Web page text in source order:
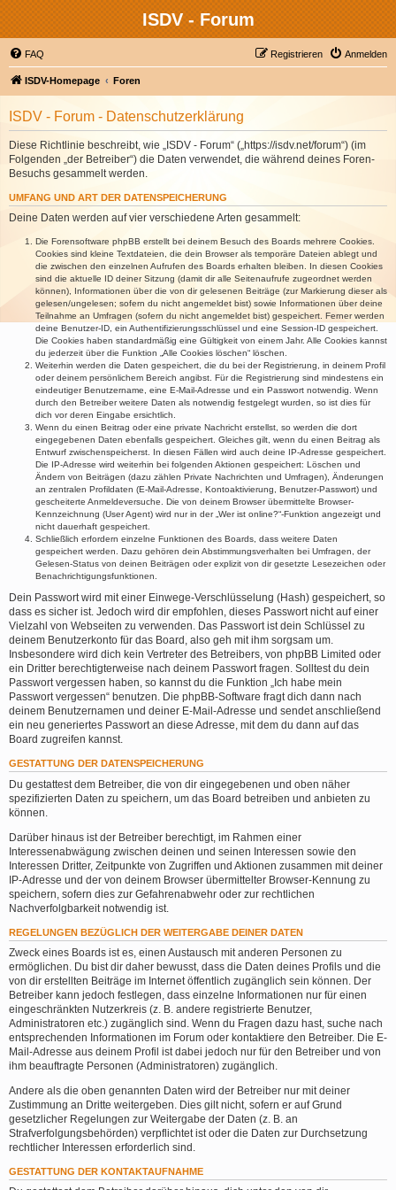
ISDV - Forum
FAQ Anmelden
Registrieren
ISDV-Homepage Foren
ISDV - Forum - Datenschutzerklärung
Diese Richtlinie beschreibt, wie „ISDV - Forum“ („https://isdv.net/forum“) (im
Folgenden „der Betreiber“) die Daten verwendet, die während deines Foren-
Besuchs gesammelt werden.
UMFANG UND ART DER DATENSPEICHERUNG
Deine Daten werden auf vier verschiedene Arten gesammelt:
Die Forensoftware phpBB erstellt bei deinem Besuch des Boards mehrere Cookies.
Cookies sind kleine Textdateien, die dein Browser als temporäre Dateien ablegt und
die zwischen den einzelnen Aufrufen des Boards erhalten bleiben. In diesen Cookies
sind die aktuelle ID deiner Sitzung (damit dir alle Seitenaufrufe zugeordnet werden
können), Informationen über die von dir gelesenen Beiträge (zur Markierung dieser als
gelesen/ungelesen; sofern du nicht angemeldet bist) sowie Informationen über deine
Teilnahme an Umfragen (sofern du nicht angemeldet bist) gespeichert. Ferner werden
deine Benutzer-ID, ein Authentifizierungsschlüssel und eine Session-ID gespeichert.
Die Cookies haben standardmäßig eine Gültigkeit von einem Jahr. Alle Cookies kannst
du jederzeit über die Funktion „Alle Cookies löschen“ löschen.
Weiterhin werden die Daten gespeichert, die du bei der Registrierung, in deinem Profil
oder deinem persönlichem Bereich angibst. Für die Registrierung sind mindestens ein
eindeutiger Benutzername, eine E-Mail-Adresse und ein Passwort notwendig. Wenn
durch den Betreiber weitere Daten als notwendig festgelegt wurden, so ist dies für
dich vor deren Eingabe ersichtlich.
Wenn du einen Beitrag oder eine private Nachricht erstellst, so werden die dort
eingegebenen Daten ebenfalls gespeichert. Gleiches gilt, wenn du einen Beitrag als
Entwurf zwischenspeicherst. In diesen Fällen wird auch deine IP-Adresse gespeichert.
Die IP-Adresse wird weiterhin bei folgenden Aktionen gespeichert: Löschen und
Ändern von Beiträgen (dazu zählen Private Nachrichten und Umfragen), Änderungen
an zentralen Profildaten (E-Mail-Adresse, Kontoaktivierung, Benutzer-Passwort) und
gescheiterte Anmeldeversuche. Die von deinem Browser übermittelte Browser-
Kennzeichnung (User Agent) wird nur in der „Wer ist online?“-Funktion angezeigt und
nicht dauerhaft gespeichert.
Schließlich erfordern einzelne Funktionen des Boards, dass weitere Daten
gespeichert werden. Dazu gehören dein Abstimmungsverhalten bei Umfragen, der
Gelesen-Status von deinen Beiträgen oder explizit von dir gesetzte Lesezeichen oder
Benachrichtigungsfunktionen.
Dein Passwort wird mit einer Einwege-Verschlüsselung (Hash) gespeichert, so
dass es sicher ist. Jedoch wird dir empfohlen, dieses Passwort nicht auf einer
Vielzahl von Webseiten zu verwenden. Das Passwort ist dein Schlüssel zu
deinem Benutzerkonto für das Board, also geh mit ihm sorgsam um.
Insbesondere wird dich kein Vertreter des Betreibers, von phpBB Limited oder
ein Dritter berechtigterweise nach deinem Passwort fragen. Solltest du dein
Passwort vergessen haben, so kannst du die Funktion „Ich habe mein
Passwort vergessen“ benutzen. Die phpBB-Software fragt dich dann nach
deinem Benutzernamen und deiner E-Mail-Adresse und sendet anschließend
ein neu generiertes Passwort an diese Adresse, mit dem du dann auf das
Board zugreifen kannst.
GESTATTUNG DER DATENSPEICHERUNG
Du gestattest dem Betreiber, die von dir eingegebenen und oben näher
spezifizierten Daten zu speichern, um das Board betreiben und anbieten zu
können.
Darüber hinaus ist der Betreiber berechtigt, im Rahmen einer
Interessenabwägung zwischen deinen und seinen Interessen sowie den
Interessen Dritter, Zeitpunkte von Zugriffen und Aktionen zusammen mit deiner
IP-Adresse und der von deinem Browser übermittelter Browser-Kennung zu
speichern, sofern dies zur Gefahrenabwehr oder zur rechtlichen
Nachverfolgbarkeit notwendig ist.
REGELUNGEN BEZÜGLICH DER WEITERGABE DEINER DATEN
Zweck eines Boards ist es, einen Austausch mit anderen Personen zu
ermöglichen. Du bist dir daher bewusst, dass die Daten deines Profils und die
von dir erstellten Beiträge im Internet öffentlich zugänglich sein können. Der
Betreiber kann jedoch festlegen, dass einzelne Informationen nur für einen
eingeschränkten Nutzerkreis (z. B. andere registrierte Benutzer,
Administratoren etc.) zugänglich sind. Wenn du Fragen dazu hast, suche nach
entsprechenden Informationen im Forum oder kontaktiere den Betreiber. Die E-
Mail-Adresse aus deinem Profil ist dabei jedoch nur für den Betreiber und von
ihm beauftragte Personen (Administratoren) zugänglich.
Andere als die oben genannten Daten wird der Betreiber nur mit deiner
Zustimmung an Dritte weitergeben. Dies gilt nicht, sofern er auf Grund
gesetzlicher Regelungen zur Weitergabe der Daten (z. B. an
Strafverfolgungsbehörden) verpflichtet ist oder die Daten zur Durchsetzung
rechtlicher Interessen erforderlich sind.
GESTATTUNG DER KONTAKTAUFNAHME